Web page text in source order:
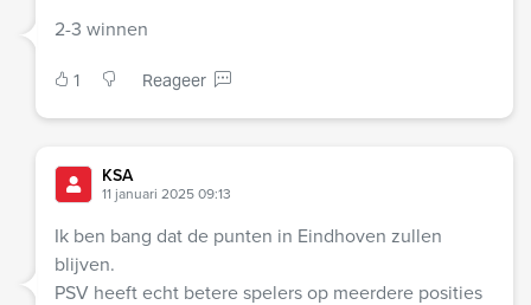
2-3 winnen
1 Reageer
KSA
11 januari 2025 09:13
Ik ben bang dat de punten in Eindhoven zullen
blijven.
PSV heeft echt betere spelers op meerdere posities